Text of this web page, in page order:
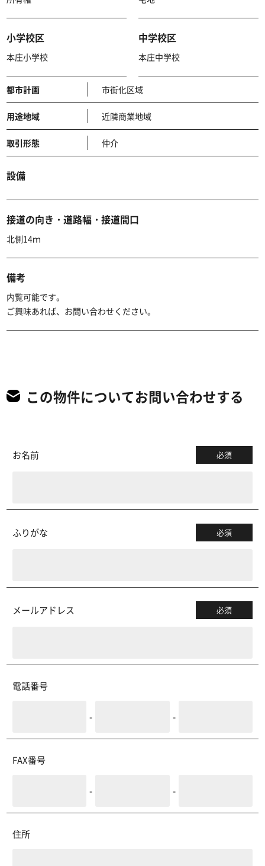
小学校区
本庄小学校
中学校区
本庄中学校
都市計画 市街化区域
用途地域 近隣商業地域
取引形態 仲介
設備
接道の向き・道路幅・接道間口
北側14ｍ
備考
内覧可能です。
ご興味あれば、お問い合わせください。
この物件についてお問い合わせする
お名前 必須
ふりがな 必須
メールアドレス 必須
電話番号
- -
FAX番号
- -
住所